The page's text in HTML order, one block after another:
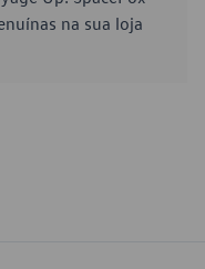
na sua loja